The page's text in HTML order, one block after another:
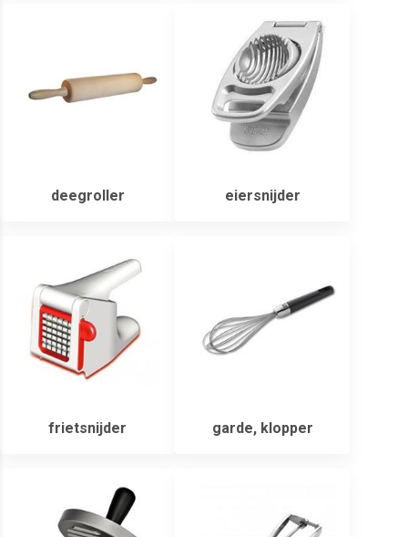
deegroller eiersnijder
frietsnijder garde, klopper